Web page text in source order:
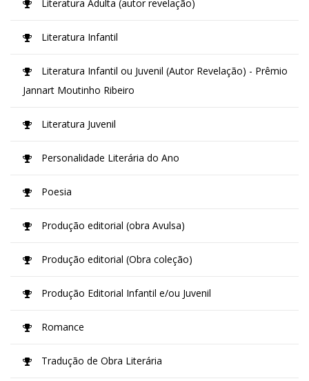
Literatura Adulta (autor revelação)
Literatura Infantil
Literatura Infantil ou Juvenil (Autor Revelação) - Prêmio
Jannart Moutinho Ribeiro
Literatura Juvenil
Personalidade Literária do Ano
Poesia
Produção editorial (obra Avulsa)
Produção editorial (Obra coleção)
Produção Editorial Infantil e/ou Juvenil
Romance
Tradução de Obra Literária